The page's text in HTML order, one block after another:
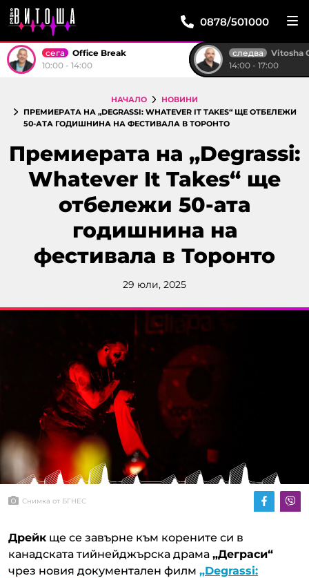
0878/501000
сега
Office Break
10:00 - 14:00
следва
Vitosha
14:00 - 17:00
НАЧАЛО
НОВИНИ
ПРЕМИЕРАТА НА „DEGRASSI: WHATEVER IT TAKES“ ЩЕ ОТБЕЛЕЖИ
50-АТА ГОДИШНИНА НА ФЕСТИВАЛА В ТОРОНТО
Премиерата на „Degrassi:
Whatever It Takes“ ще
отбележи 50-ата
годишнина на
фестивала в Торонто
29 юли, 2025
Снимка от БГНЕС
Дрейк ще се завърне към корените си в
канадската тийнейджърска драма „Деграси“
чрез новия документален филм „Degrassi: